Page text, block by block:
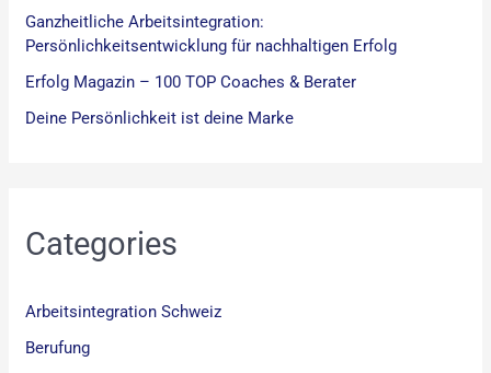
Ganzheitliche Arbeitsintegration:
Persönlichkeitsentwicklung für nachhaltigen Erfolg
Erfolg Magazin – 100 TOP Coaches & Berater
Deine Persönlichkeit ist deine Marke
Categories
Arbeitsintegration Schweiz
Berufung